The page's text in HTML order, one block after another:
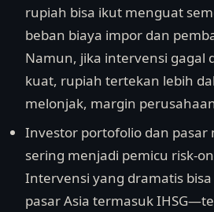
rupiah bisa ikut menguat
beban biaya impor dan
Namun, jika intervensi gagal
kuat, rupiah tertekan lebih
melonjak, margin
Investor portofolio dan pasar
sering menjadi pemicu risk-
Intervensi yang dramatis
pasar Asia termasuk